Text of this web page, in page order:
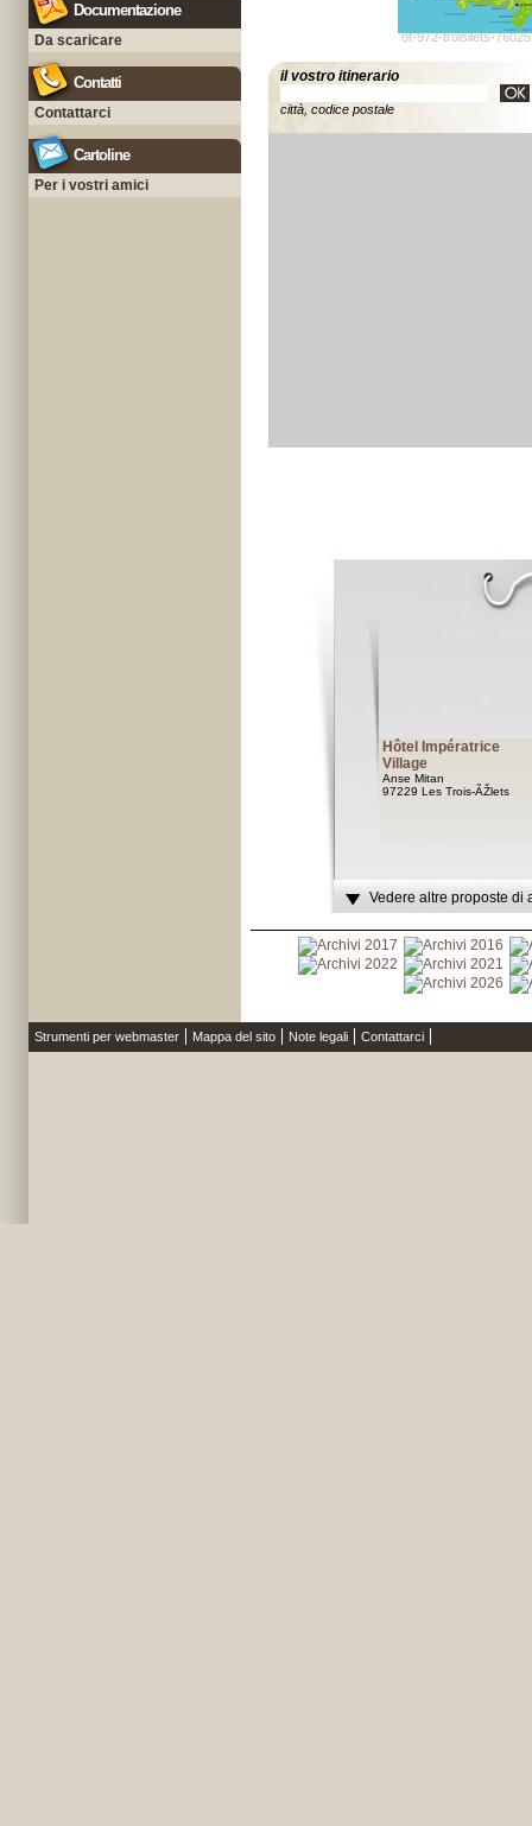
Documentazione
Da scaricare
Contatti
Contattarci
Cartoline
Per i vostri amici
ot-972-troisilets-
il vostro itinerario
città, codice postale
Hôtel Impératrice
Village
Anse Mitan
97229 Les Trois-ÃŽlets
Vedere altre proposte di
Strumenti per webmaster Mappa del sito Note legali Contattarci